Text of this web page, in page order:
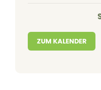
ZUM KALENDER